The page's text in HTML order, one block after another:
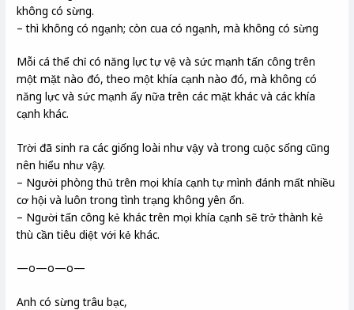
không có sừng.
– thì không có ngạnh; còn cua có ngạnh, mà không có sừng
Mỗi cá thể chỉ có năng lực tự vệ và sức mạnh tấn công trên
một mặt nào đó, theo một khía cạnh nào đó, mà không có
năng lực và sức mạnh ấy nữa trên các mặt khác và các khía
cạnh khác.
Trời đã sinh ra các giống loài như vậy và trong cuộc sống cũng
nên hiểu như vậy.
– Người phòng thủ trên mọi khía cạnh tự mình đánh mất nhiều
cơ hội và luôn trong tình trạng không yên ổn.
– Người tấn công kẻ khác trên mọi khía cạnh sẽ trở thành kẻ
thù cần tiêu diệt với kẻ khác.
—o—o—o—
Anh có sừng trâu bạc,